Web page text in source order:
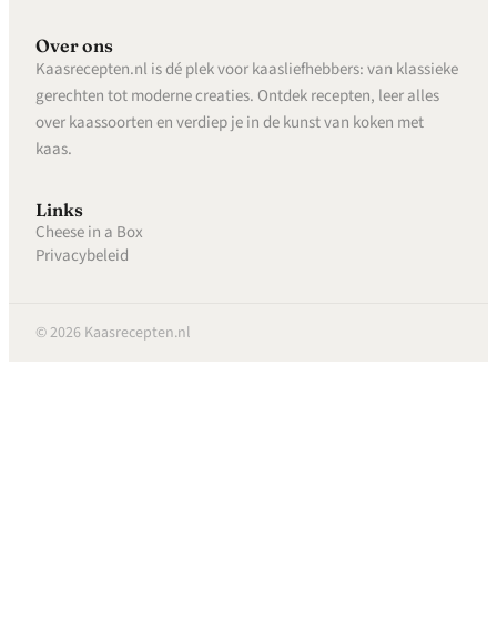
Over ons
Kaasrecepten.nl is dé plek voor kaasliefhebbers: van klassieke
gerechten tot moderne creaties. Ontdek recepten, leer alles
over kaassoorten en verdiep je in de kunst van koken met
kaas.
Links
Cheese in a Box
Privacybeleid
© 2026 Kaasrecepten.nl